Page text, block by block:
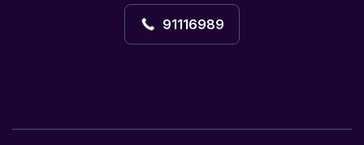
91116989